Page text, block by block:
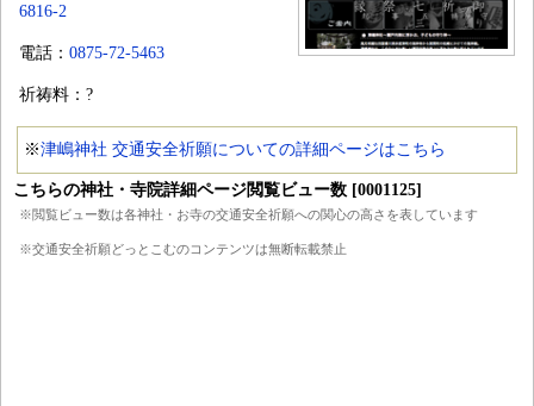
6816-2
電話： 0875-72-5463
祈祷料：?
※津嶋神社 交通安全祈願についての詳細ページはこちら
こちらの神社・寺院詳細ページ閲覧ビュー数 [0001125]
※閲覧ビュー数は各神社・お寺の交通安全祈願への関心の高さを表しています
※交通安全祈願どっとこむのコンテンツは無断転載禁止